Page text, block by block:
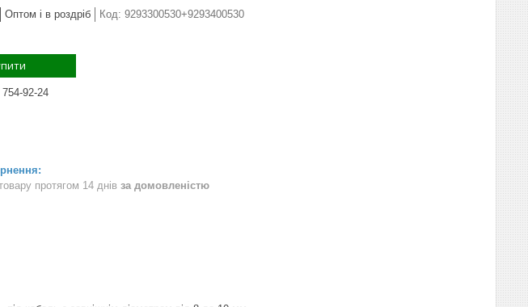
Оптом і в роздріб Код: 9293300530+9293400530
92-24
протягом 14 днів за домовленістю